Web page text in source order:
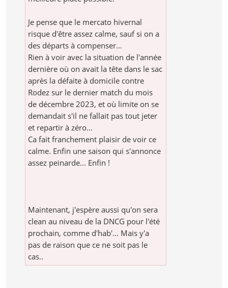
Je pense que le mercato hivernal
risque d'être assez calme, sauf si on a
des départs à compenser...
Rien à voir avec la situation de l'année
dernière où on avait la tête dans le sac
après la défaite à domicile contre
Rodez sur le dernier match du mois
de décembre 2023, et où limite on se
demandait s'il ne fallait pas tout jeter
et repartir à zéro...
Ca fait franchement plaisir de voir ce
calme. Enfin une saison qui s'annonce
assez peinarde... Enfin !
Maintenant, j'espère aussi qu'on sera
clean au niveau de la DNCG pour l'été
prochain, comme d'hab'... Mais y'a
pas de raison que ce ne soit pas le
cas..